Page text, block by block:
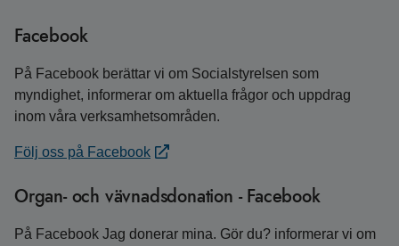
Facebook
På Facebook berättar vi om Socialstyrelsen som
myndighet, informerar om aktuella frågor och uppdrag
inom våra verksamhetsområden.
Följ oss på Facebook
Organ- och vävnadsdonation - Facebook
På Facebook Jag donerar mina. Gör du? informerar vi om